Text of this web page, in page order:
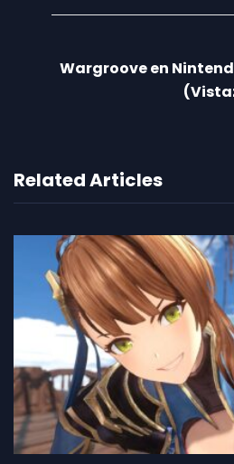
Wargroove en
Related Articles